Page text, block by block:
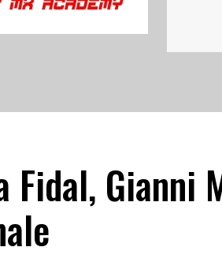
Gianni